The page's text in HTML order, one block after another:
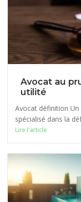
Avocat au
utilité
Avocat définition
spécialisé dans la
Lire l'article